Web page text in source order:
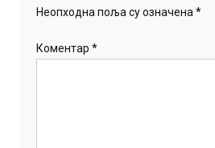
Неопходна поља су означена*
Коментар*